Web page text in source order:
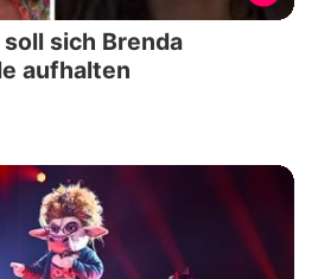
sich Brenda
aufhalten